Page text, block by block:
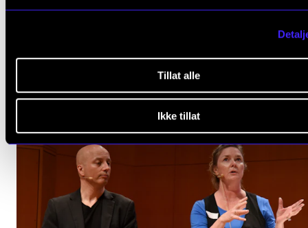
Tillat alle
Ikke tillat
studenter. Det er også nedsatt en arbeidsgruppe
bestående av fire studenter som skal jobbe